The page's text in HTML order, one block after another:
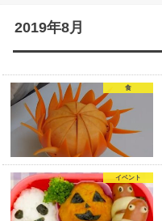
2019年8月
食
イベント